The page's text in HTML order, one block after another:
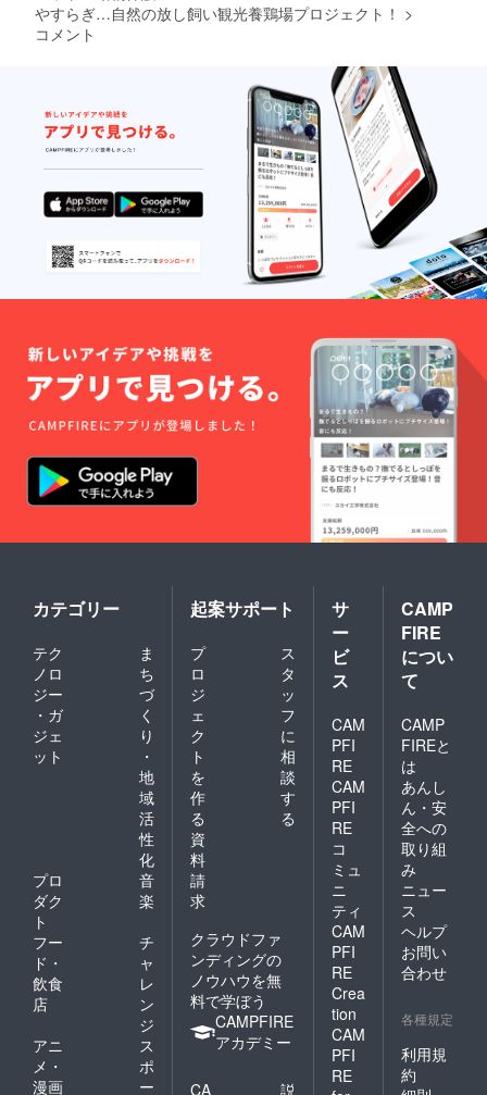
やすらぎ…自然の放し飼い観光養鶏場プロジェクト！ >
コメント
カテゴリー
テク
ノロ
ジー
・ガ
ジェ
ット
ま
ち
づ
く
り
・
地
域
活
性
化
プロ
ダク
ト
音
楽
フー
ド・
飲食
店
チ
ャ
レ
ン
ジ
アニ
メ・
漫画
ス
ポ
ー
起案サポート
プ
ロ
ジ
ェ
ク
ト
を
作
る
ス
タ
ッ
フ
に
相
談
す
る
資
料
請
求
クラウドファ
ンディングの
ノウハウを無
料で学ぼう
CAMPFIRE
アカデミー
CA 説
サ
ー
ビ
ス
CAM
PFI
RE
CAM
PFI
RE
コ
ミュ
ニ
ティ
CAM
PFI
RE
Crea
tion
CAM
PFI
RE
CAMP
FIRE
につい
て
CAMP
FIREと
は
あんし
ん・安
全への
取り組
み
ニュー
ス
ヘルプ
お問い
合わせ
各種規定
利用規
約